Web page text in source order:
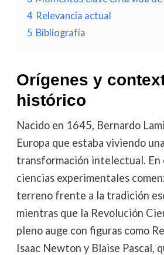
4 Relevancia actual
5 Bibliografía
Orígenes y
histórico
Nacido en 1645, Bernardo
Europa que estaba viviendo
transformación intelectual. En
ciencias experimentales
terreno frente a la tradición
mientras que la Revolución
pleno auge con figuras como
Isaac Newton y Blaise Pascal,